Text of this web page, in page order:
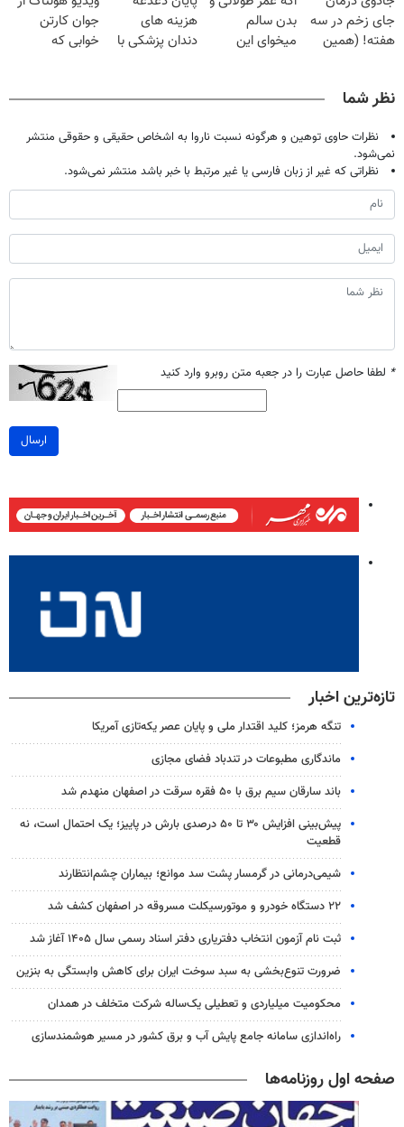
جای زخم در سه
هفته! (همین
بدن سالم
میخوای این
هزینه های
دندان پزشکی با
جوان کارتن
خوابی که
نظر شما
نظرات حاوی توهین و هرگونه نسبت ناروا به اشخاص حقیقی و حقوقی منتشر
نمی‌شود.
نظراتی که غیر از زبان فارسی یا غیر مرتبط با خبر باشد منتشر نمی‌شود.
* لطفا حاصل عبارت را در جعبه متن روبرو وارد کنید
ارسال
تازه‌ترین اخبار
تنگه هرمز؛ کلید اقتدار ملی و پایان عصر یکه‌تازی آمریکا
ماندگاری مطبوعات در تندباد فضای مجازی
باند سارقان سیم برق با ۵۰ فقره سرقت در اصفهان منهدم شد
پیش‌بینی افزایش ۳۰ تا ۵۰ درصدی بارش در پاییز؛ یک احتمال است، نه
قطعیت
شیمی‌درمانی در گرمسار پشت سد موانع؛ بیماران چشم‌انتظارند
۲۲ دستگاه خودرو و موتورسیکلت مسروقه در اصفهان کشف شد
ثبت نام آزمون انتخاب دفتریاری دفتر اسناد رسمی سال ۱۴۰۵ آغاز شد
ضرورت تنوع‌بخشی به سبد سوخت ایران برای کاهش وابستگی به بنزین
محکومیت میلیاردی و تعطیلی یک‌ساله شرکت متخلف در همدان
راه‌اندازی سامانه جامع پایش آب و برق کشور در مسیر هوشمندسازی
صفحه اول روزنامه‌ها